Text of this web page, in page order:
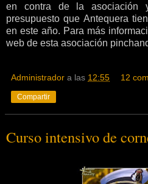
en contra de la asociación
presupuesto que Antequera
en este año. Para más
web de esta asociación
Administrador a las 12:55 12
Compartir
Curso intensivo de